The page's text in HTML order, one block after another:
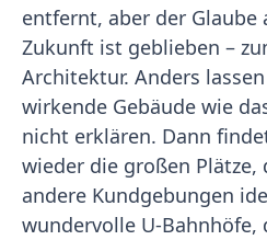
entfernt, aber der
Zukunft ist geblieben –
Architektur. Anders
wirkende Gebäude wie
nicht erklären. Dann
wieder die großen Plätze,
andere Kundgebungen
wundervolle U-Bahnhöfe,